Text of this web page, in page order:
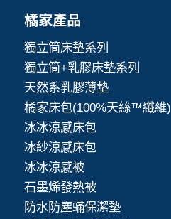
橘家產品
獨立筒床墊系列
獨立筒+乳膠床墊系列
天然系乳膠薄墊
橘家床包(100%天絲™纖維)
冰冰涼感床包
冰紗涼感床包
冰冰涼感被
石墨烯發熱被
防水防塵蟎保潔墊